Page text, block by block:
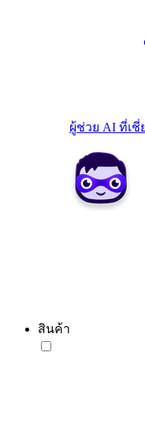
ผู้ช่วย AI ที่เ
สินค้า